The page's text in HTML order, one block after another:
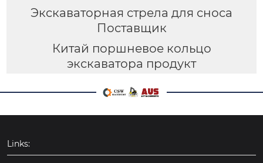
Экскаваторная стрела для сноса
Поставщик
Китай поршневое кольцо
экскаватора продукт
Links: